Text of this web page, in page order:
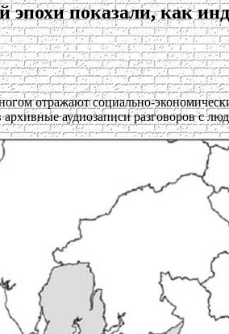
эпохи показали, как
отражают социально-
аудиозаписи разговоров с